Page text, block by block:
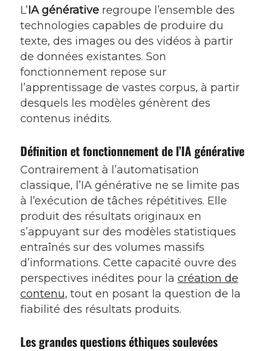
L’IA générativeregroupe l’ensemble des
technologies capables de produire du
texte, des images ou des vidéos à partir
de données existantes. Son
fonctionnement repose sur
l’apprentissage de vastes corpus, à partir
desquels les modèles génèrent des
contenus inédits.
Définition et fonctionnement de l’IA générative
Contrairement à l’automatisation
classique, l’IA générative ne se limite pas
à l’exécution de tâches répétitives. Elle
produit des résultats originaux en
s’appuyant sur des modèles statistiques
entraînés sur des volumes massifs
d’informations. Cette capacité ouvre des
perspectives inédites pour la création de
contenu, tout en posant la question de la
fiabilité des résultats produits.
Les grandes questions éthiques soulevées